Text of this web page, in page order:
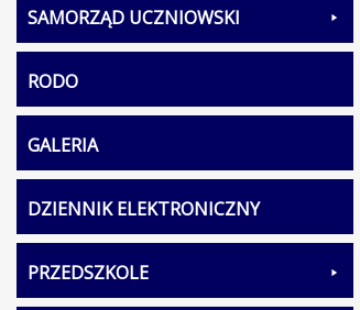
SAMORZĄD UCZNIOWSKI
RODO
GALERIA
DZIENNIK ELEKTRONICZNY
PRZEDSZKOLE